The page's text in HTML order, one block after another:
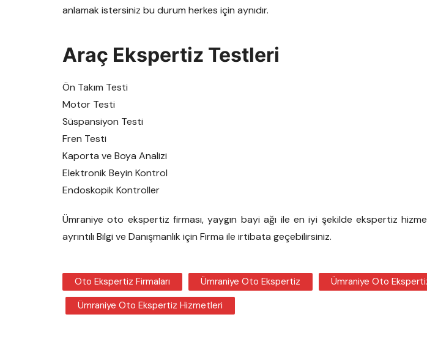
anlamak istersiniz bu durum herkes için aynıdır.
Araç Ekspertiz Testleri
Ön Takım Testi
Motor Testi
Süspansiyon Testi
Fren Testi
Kaporta ve Boya Analizi
Elektronik Beyin Kontrol
Endoskopik Kontroller
Ümraniye oto ekspertiz firması, yaygın bayi ağı ile en iyi şekilde ekspertiz
ayrıntılı Bilgi ve Danışmanlık için Firma ile irtibata geçebilirsiniz.
Oto Ekspertiz Firmaları Ümraniye Oto Ekspertiz
Ümraniye Oto
Ümraniye Oto Ekspertiz Hizmetleri